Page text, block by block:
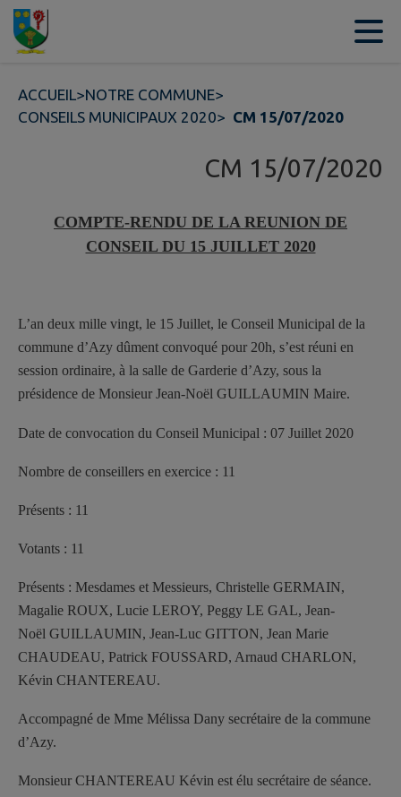
Contenu
ACCUEIL>NOTRE COMMUNE>
CONSEILS MUNICIPAUX 2020> CM 15/07/2020
CM 15/07/2020
COMPTE-RENDU DE LA REUNION DE
CONSEIL DU 15 JUILLET 2020
L’an deux mille vingt, le 15 Juillet, le Conseil Municipal de la
commune d’Azy dûment convoqué pour 20h, s’est réuni en
session ordinaire, à la salle de Garderie d’Azy, sous la
présidence de Monsieur Jean-Noël GUILLAUMIN Maire.
Date de convocation du Conseil Municipal : 07 Juillet 2020
Nombre de conseillers en exercice : 11
Présents : 11
Votants : 11
Présents : Mesdames et Messieurs, Christelle GERMAIN,
Magalie ROUX, Lucie LEROY, Peggy LE GAL, Jean-
Noël GUILLAUMIN, Jean-Luc GITTON, Jean Marie
CHAUDEAU, Patrick FOUSSARD, Arnaud CHARLON,
Kévin CHANTEREAU.
Accompagné de Mme Mélissa Dany secrétaire de la commune
d’Azy.
Monsieur CHANTEREAU Kévin est élu secrétaire de séance.